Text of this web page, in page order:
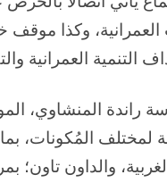
العمرانية، وكذا
التنمية العمرانية
راندة المنشاوي،
المُكونات، بما
والداون